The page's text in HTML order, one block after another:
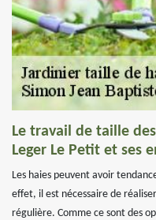
Le travail de taille
Leger Le Petit et ses
Les haies peuvent avoir
effet, il est nécessaire de
régulière. Comme ce sont des